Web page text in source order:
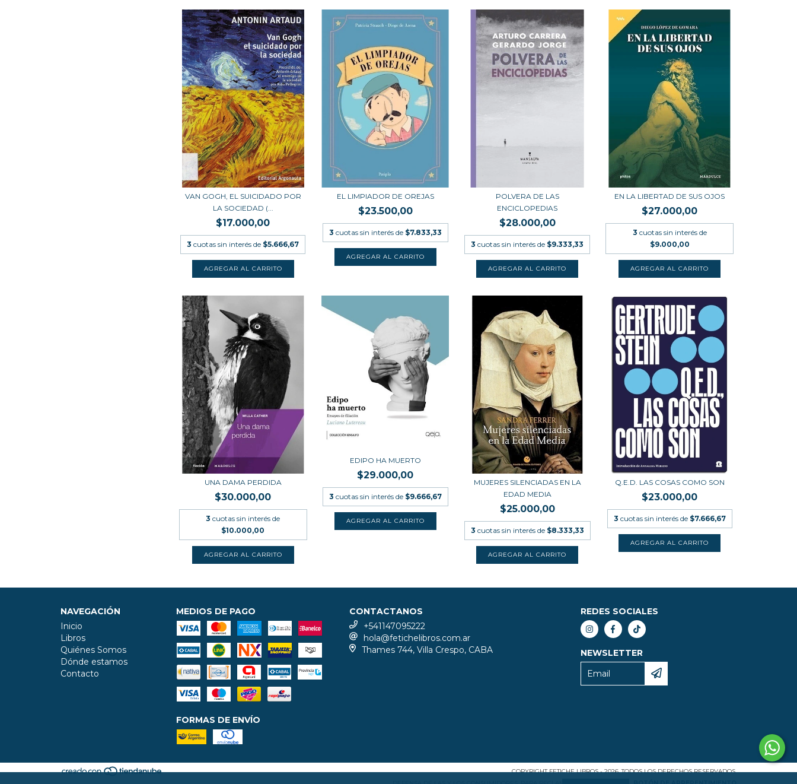
VAN GOGH, EL SUICIDADO POR
LA SOCIEDAD (...
$17.000,00
3 cuotas sin interés de $5.666,67
EL LIMPIADOR DE OREJAS
$23.500,00
3 cuotas sin interés de $7.833,33
POLVERA DE LAS
ENCICLOPEDIAS
$28.000,00
3 cuotas sin interés de $9.333,33
EN LA LIBERTAD DE SUS OJOS
$27.000,00
3 cuotas sin interés de
$9.000,00
UNA DAMA PERDIDA
$30.000,00
3 cuotas sin interés de
$10.000,00
EDIPO HA MUERTO
$29.000,00
3 cuotas sin interés de $9.666,67
MUJERES SILENCIADAS EN LA
EDAD MEDIA
$25.000,00
3 cuotas sin interés de $8.333,33
Q.E.D. LAS COSAS COMO SON
$23.000,00
3 cuotas sin interés de $7.666,67
NAVEGACIÓN
Inicio
Libros
Quiénes Somos
Dónde estamos
Contacto
MEDIOS DE PAGO
FORMAS DE ENVÍO
CONTACTANOS
+541147095222
hola@fetichelibros.com.ar
Thames 744, Villa Crespo, CABA
REDES SOCIALES
NEWSLETTER
COPYRIGHT FETICHE LIBROS - 2026. TODOS LOS DERECHOS RESERVADOS.